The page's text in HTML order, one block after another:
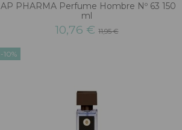
IAP PHARMA Perfume Hombre Nº 63 150
ml
10,76 €11,95 €
-10%